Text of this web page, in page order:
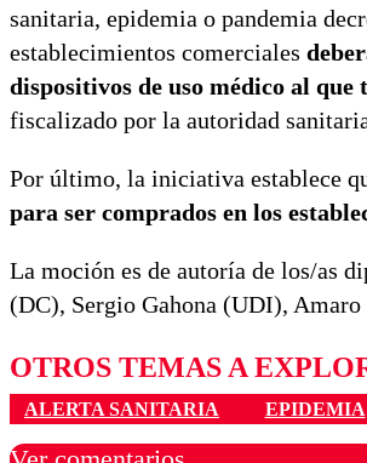
sanitaria, epidemia o pandemia
establecimientos comerciales
dispositivos de uso médico al
fiscalizado por la autoridad
Por último, la iniciativa establece
para ser comprados en los
La moción es de autoría de los/as
(DC), Sergio Gahona (UDI),
OTROS TEMAS A
ALERTA SANITARIA EPIDEMIA